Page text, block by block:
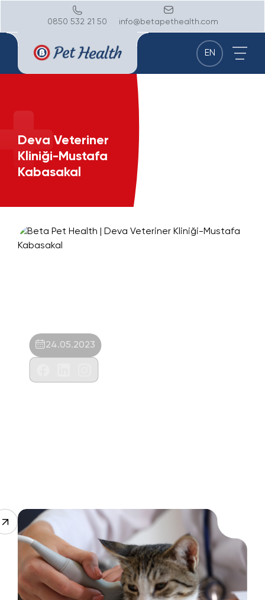
0850 532 21 50 info@betapethealth.com
EN
Deva Veteriner
Kliniği-Mustafa
Kabasakal
24.05.2023